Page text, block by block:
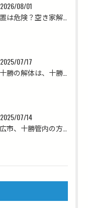
2026/08/01
2025/07/17
2025/07/14